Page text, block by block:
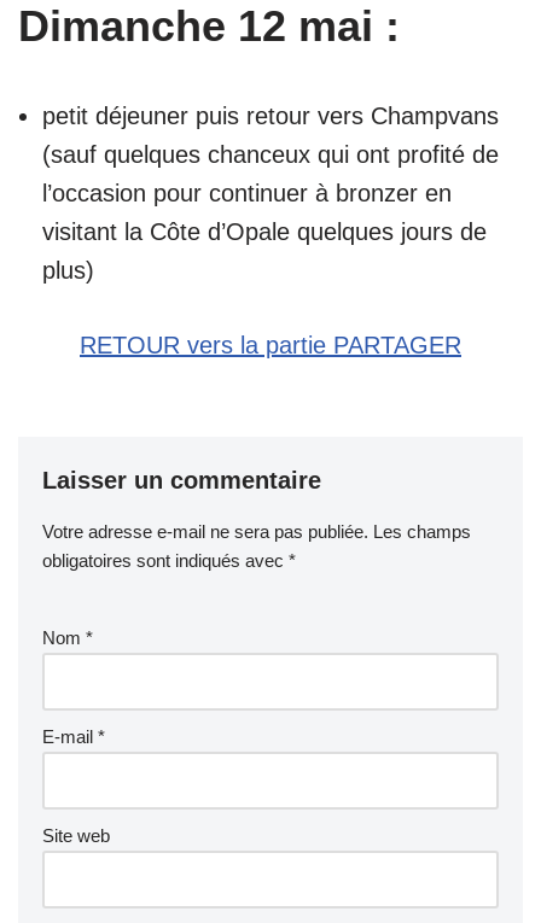
Dimanche 12 mai :
petit déjeuner puis retour vers Champvans
(sauf quelques chanceux qui ont profité de
l’occasion pour continuer à bronzer en
visitant la Côte d’Opale quelques jours de
plus)
RETOUR vers la partie PARTAGER
Laisser un commentaire
Votre adresse e-mail ne sera pas publiée. Les champs
obligatoires sont indiqués avec *
Nom *
E-mail *
Site web